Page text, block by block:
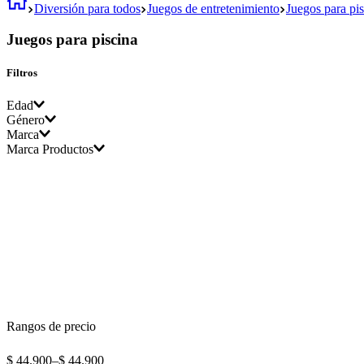
Diversión para todos Juegos de entretenimiento Juegos para
Juegos para piscina
Filtros
Edad
4 - 12 Años
Género
Unisex
Marca
Marca Productos
Rangos de precio
$ 44.900–$ 44.900